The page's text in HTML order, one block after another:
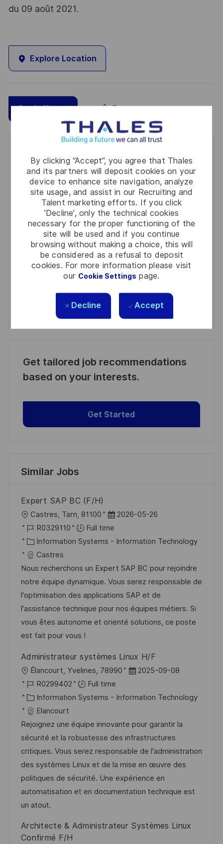
By clicking “Accept”, you agree that Thales
and its partners will deposit cookies on your
device to enhance site navigation, analyze
site usage, and assist in our Recruiting and
Talent marketing efforts. If you click
'Decline', only the technical cookies
necessary for the proper functioning of the
site will be used and if you continue
browsing without making a choice, this will
be considered as a refusal to deposit
cookies. For more information please visit
our Cookie Settings page.
Decline Accept
du 09 août 2021.
Explore Location
Apply Now Save
You'll receive updates once a week
Enter
address
(Required)
Required
Review and agree to the terms of processing
personal information
Activate
Manage alerts
Get tailored job recommendations
based on your interests.
Get Started
Similar Jobs
Expert SAP BC (F/H)
L
o
c
a
t
i
o
n
Castres, Tarn, 81100
P
o
s
e
d
D
a
t
2026-05-26
J
o
b
I
d
R0329110
Full time
C
a
t
e
g
o
r
y
Information Systems - Information Technology
Castres
Nous recherchons un Expert SAP BC pour rejoindre
notre équipe dynamique. Vous serez responsable de
l'optimisation des applications SAP et de
l'assistance technique pour nos équipes métiers. Si
vous êtes autonome et orienté solutions, ce poste
est fait pour vous !
Administrateur systèmes Linux H/F
L
o
c
a
t
i
o
n
Élancourt, Yvelines, 78990
P
s
e
d
D
a
t
e
2025-09-08
J
o
b
I
d
R0299402
Full time
C
a
t
e
g
o
r
y
Information Systems - Information Technology
Elancourt
Rejoignez une équipe innovante pour garantir la
sécurité et la robustesse des infrastructures
critiques. Vous serez responsable de l'administration
des systèmes Linux et de la mise en œuvre des
politiques de sécurité. Une expérience en
automatisation et en documentation technique est
un atout.
Architecte & Administrateur Systèmes Linux
Confirmé F/H